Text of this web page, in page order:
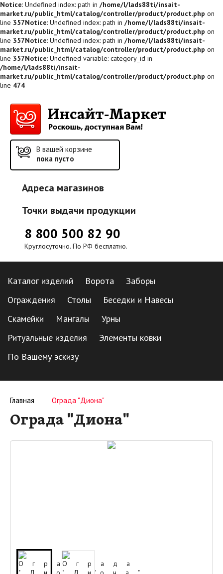
Notice: Undefined index: path in /home/l/lads88ti/insait-
market.ru/public_html/catalog/controller/product/product.php on
line 357Notice: Undefined index: path in /home/l/lads88ti/insait-
market.ru/public_html/catalog/controller/product/product.php on
line 357Notice: Undefined index: path in /home/l/lads88ti/insait-
market.ru/public_html/catalog/controller/product/product.php on
line 357Notice: Undefined variable: category_id in
/home/l/lads88ti/insait-
market.ru/public_html/catalog/controller/product/product.php on
line 474
В вашей корзине
пока пусто
Адреса магазинов
Точки выдачи продукции
8 800 500 82 90
Круглосуточно. По РФ бесплатно.
Каталог изделий Ворота
Заборы
Ограждения
Столы
Беседки и Навесы
Скамейки
Мангалы
Урны
Ритуальные изделия
Элементы ковки
По Вашему эскизу
Главная Ограда "Диона"
Ограда "Диона"